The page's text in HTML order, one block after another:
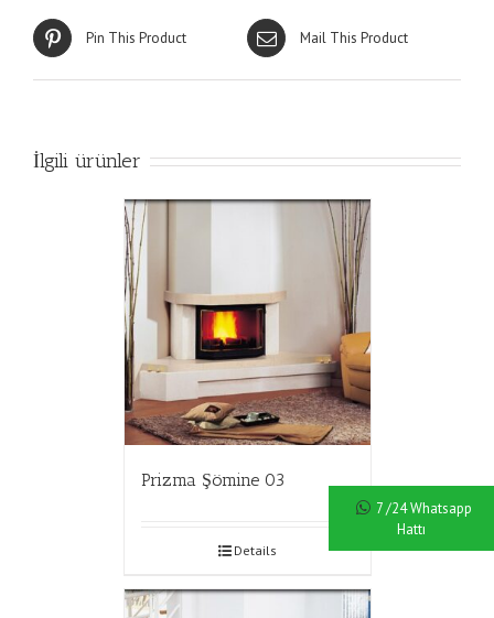
Pin This Product Mail This Product
İlgili ürünler
Prizma Şömine 03
Details
7 /24 Whatsapp
Hattı